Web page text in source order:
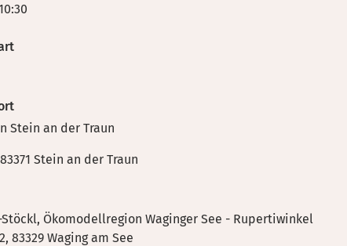
Stein an der Traun
Stein an der Traun
Ökomodellregion Waginger See - Rupertiwinkel
83329 Waging am See